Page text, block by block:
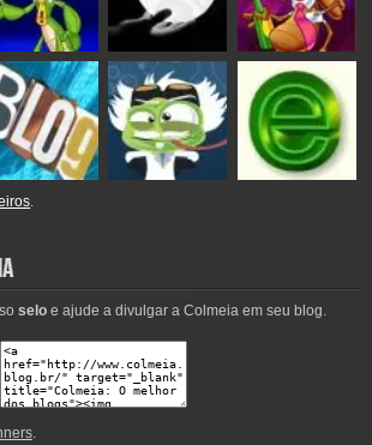
.
seloe ajude a divulgar a Colmeia em seu blog.
.